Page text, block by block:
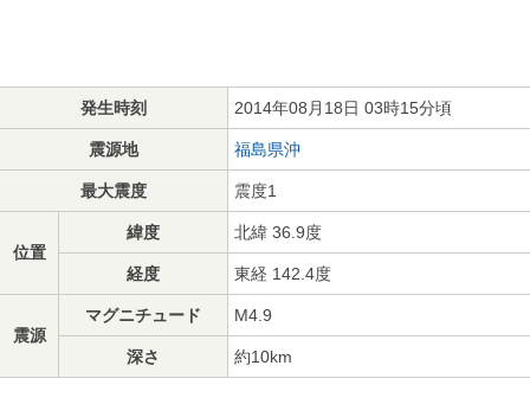
発生時刻 2014年08月18日 03時15分頃
震源地 福島県沖
最大震度 震度1
位置
緯度 北緯 36.9度
経度 東経 142.4度
震源
マグニチュード M4.9
深さ 約10km